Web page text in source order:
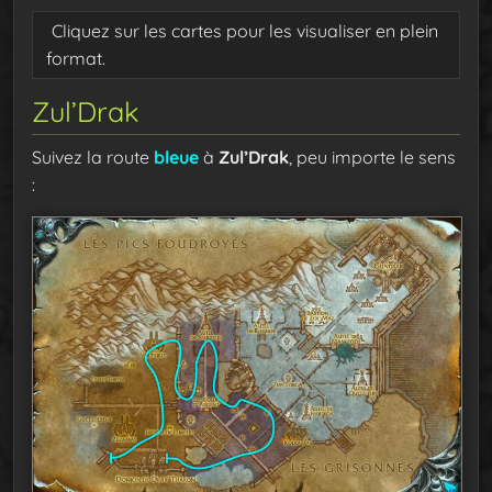
Cliquez sur les cartes pour les visualiser en plein
format.
Zul’Drak
Suivez la route bleue à Zul’Drak, peu importe le sens
: